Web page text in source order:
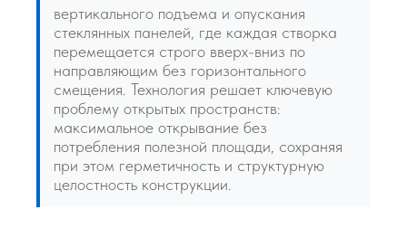
вертикального подъема и опускания
стеклянных панелей, где каждая створка
перемещается строго вверх-вниз по
направляющим без горизонтального
смещения. Технология решает ключевую
проблему открытых пространств:
максимальное открывание без
потребления полезной площади, сохраняя
при этом герметичность и структурную
целостность конструкции.